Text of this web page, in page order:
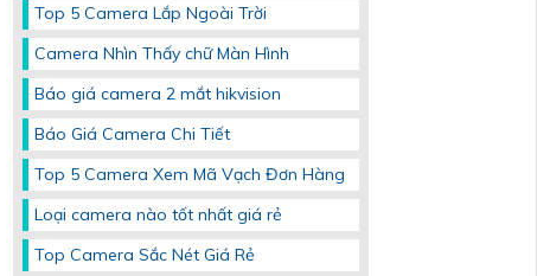
Top 5 Camera Lắp Ngoài Trời
Camera Nhìn Thấy chữ Màn Hình
Báo giá camera 2 mắt hikvision
Báo Giá Camera Chi Tiết
Top 5 Camera Xem Mã Vạch Đơn Hàng
Loại camera nào tốt nhất giá rẻ
Top Camera Sắc Nét Giá Rẻ